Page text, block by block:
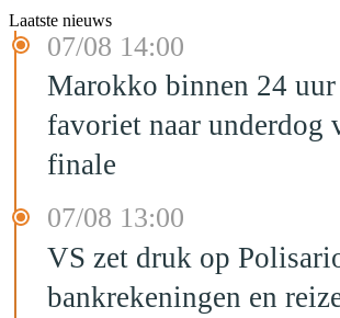
Laatste nieuws
07/08 14:00
Marokko binnen 24
favoriet naar underdog
finale
07/08 13:00
VS zet druk op
bankrekeningen en